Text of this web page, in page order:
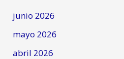
junio 2026
mayo 2026
abril 2026